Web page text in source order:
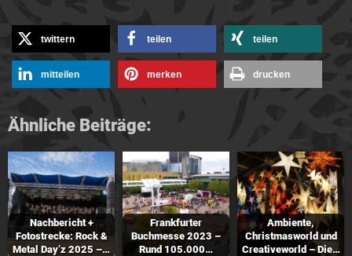
twittern teilen teilen
mitteilen merken drucken
Ähnliche Beiträge:
Nachbericht +
Fotostrecke: Rock &
Metal Day’z 2025 –…
Frankfurter
Buchmesse 2023 –
Rund 105.000…
Ambiente,
Christmasworld und
Creativeworld – Die…